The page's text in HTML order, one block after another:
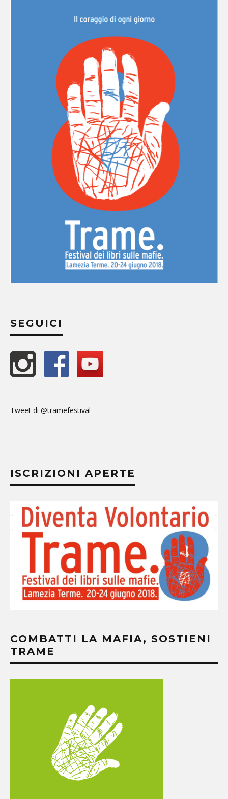
SEGUICI
Tweet di @tramefestival
ISCRIZIONI APERTE
COMBATTI LA MAFIA, SOSTIENI
TRAME